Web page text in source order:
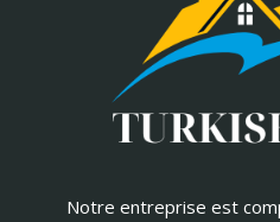
Notre entreprise est